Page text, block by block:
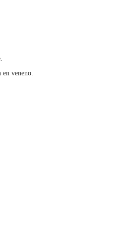
en veneno.